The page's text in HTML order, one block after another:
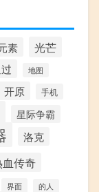
素 光芒
地图
开原 手机
星际争霸
洛克
血传奇
界面 的人